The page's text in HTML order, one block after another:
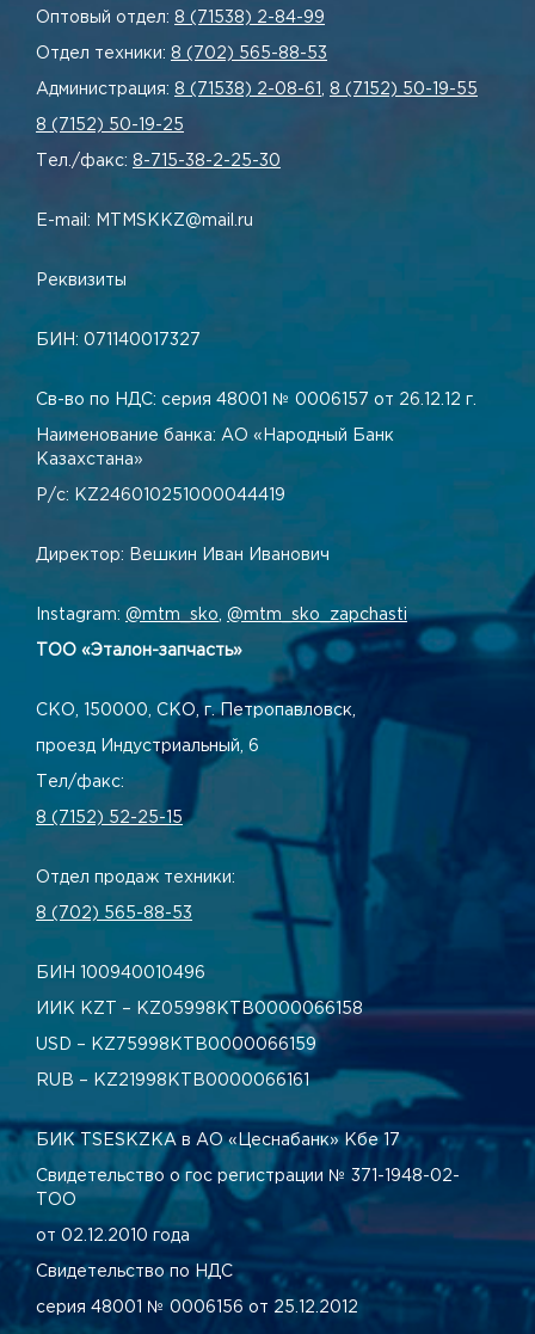
Оптовый отдел: 8 (71538) 2-84-99
Отдел техники: 8 (702) 565-88-53
Администрация: 8 (71538) 2-08-61 8 (7152) 50-19-55
8 (7152) 50-19-25
Тел./факс: 8-715-38-2-25-30
E-mail: MTMSKKZ@mail.ru
Реквизиты
БИН: 071140017327
Св-во по НДС: серия 48001 № 0006157 от 26.12.12 г.
Наименование банка: АО «Народный Банк
Казахстана»
Р/с: KZ246010251000044419
Директор: Вешкин Иван Иванович
Instagram: @mtm_sko @mtm_sko_zapchasti
ТОО «Эталон-запчасть»
СКО, 150000, СКО, г. Петропавловск,
проезд Индустриальный, 6
Тел/факс:
8 (7152) 52-25-15
Отдел продаж техники:
8 (702) 565-88-53
БИН 100940010496
ИИК KZT – KZ05998КТВ0000066158
USD – KZ75998КТВ0000066159
RUB – KZ21998КТВ0000066161
БИК TSESKZKA в АО «Цеснабанк» Кбе 17
Свидетельство о гос регистрации № 371-1948-02-
ТОО
от 02.12.2010 года
Свидетельство по НДС
серия 48001 № 0006156 от 25.12.2012